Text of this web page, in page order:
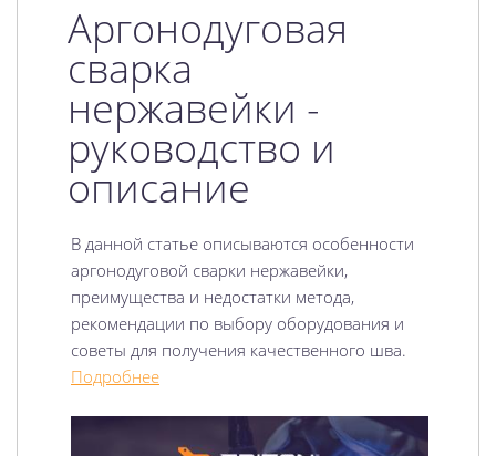
Аргонодуговая
сварка
нержавейки -
руководство и
описание
В данной статье описываются особенности
аргонодуговой сварки нержавейки,
преимущества и недостатки метода,
рекомендации по выбору оборудования и
советы для получения качественного шва.
Подробнее